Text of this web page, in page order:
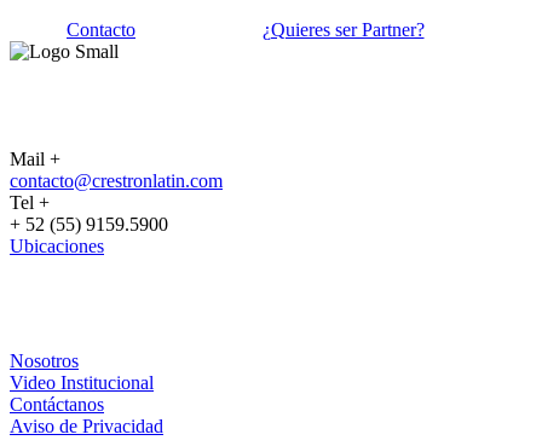
Contacto
¿Quieres ser Partner?
Mail +
contacto@crestronlatin.com
Tel +
+ 52 (55) 9159.5900
Ubicaciones
Nosotros
Video Institucional
Contáctanos
Aviso de Privacidad